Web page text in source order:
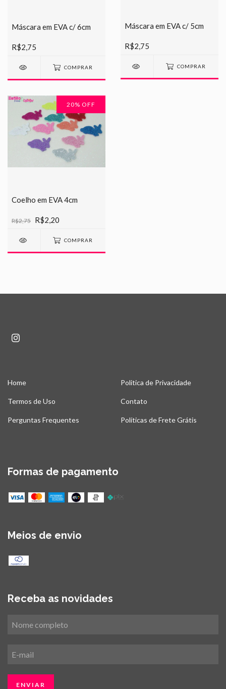
Máscara em EVA c/ 6cm
R$2,75
COMPRAR
Máscara em EVA c/ 5cm
R$2,75
COMPRAR
20% OFF
Coelho em EVA 4cm
R$2,75 R$2,20
COMPRAR
Home Politica de Privacidade
Termos de Uso Contato
Perguntas Frequentes Políticas de Frete Grátis
Formas de pagamento
Meios de envio
Receba as novidades